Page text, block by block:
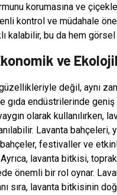
korumasına ve
kontrol ve müdahale
kalabilir, bu da hem
ve
değil, aynı
endüstrilerinde geniş
olarak kullanılırken,
Lavanta
festivaller ve
lavanta bitkisi,
önemli bir rol oynar.
sıra, lavanta bitkisinin